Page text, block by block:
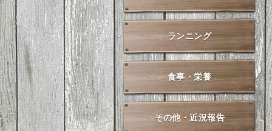
ランニング
食事・栄養
その他・近況報告